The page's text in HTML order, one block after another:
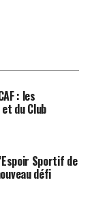
: les
du Club
Sportif de
défi